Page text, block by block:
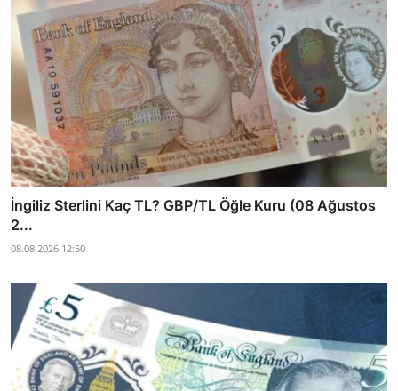
İngiliz Sterlini Kaç TL? GBP/TL Öğle Kuru (08 Ağustos
2...
08.08.2026 12:50